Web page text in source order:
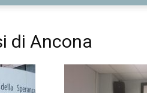
di Ancona